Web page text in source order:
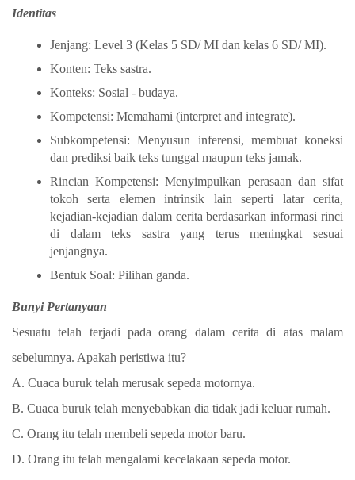
Identitas
Jenjang: Level 3 (Kelas 5 SD/ MI dan kelas 6 SD/ MI).
Konten: Teks sastra.
Konteks: Sosial - budaya.
Kompetensi: Memahami (interpret and integrate).
Subkompetensi: Menyusun inferensi, membuat koneksi
dan prediksi baik teks tunggal maupun teks jamak.
Rincian Kompetensi: Menyimpulkan perasaan dan sifat
tokoh serta elemen intrinsik lain seperti latar cerita,
kejadian-kejadian dalam cerita berdasarkan informasi rinci
di dalam teks sastra yang terus meningkat sesuai
jenjangnya.
Bentuk Soal: Pilihan ganda.
Bunyi Pertanyaan
Sesuatu telah terjadi pada orang dalam cerita di atas malam
sebelumnya. Apakah peristiwa itu?
A. Cuaca buruk telah merusak sepeda motornya.
B. Cuaca buruk telah menyebabkan dia tidak jadi keluar rumah.
C. Orang itu telah membeli sepeda motor baru.
D. Orang itu telah mengalami kecelakaan sepeda motor.